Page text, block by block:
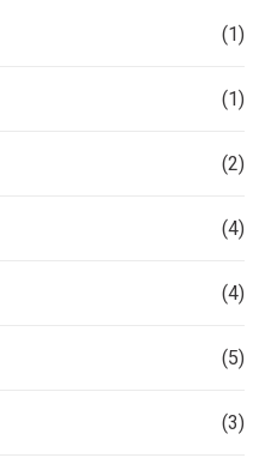
(1)
(1)
(2)
(4)
(4)
(5)
(3)